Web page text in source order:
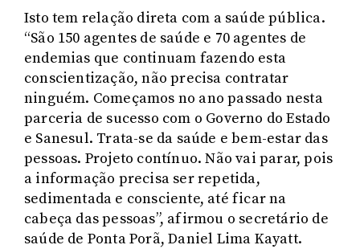
Isto tem relação direta com a saúde pública.
“São 150 agentes de saúde e 70 agentes de
endemias que continuam fazendo esta
conscientização, não precisa contratar
ninguém. Começamos no ano passado nesta
parceria de sucesso com o Governo do Estado
e Sanesul. Trata-se da saúde e bem-estar das
pessoas. Projeto contínuo. Não vai parar, pois
a informação precisa ser repetida,
sedimentada e consciente, até ficar na
cabeça das pessoas”, afirmou o secretário de
saúde de Ponta Porã, Daniel Lima Kayatt.